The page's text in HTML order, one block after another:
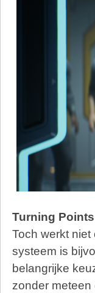
Turning Points
Toch werkt
systeem is
belangrijke
zonder